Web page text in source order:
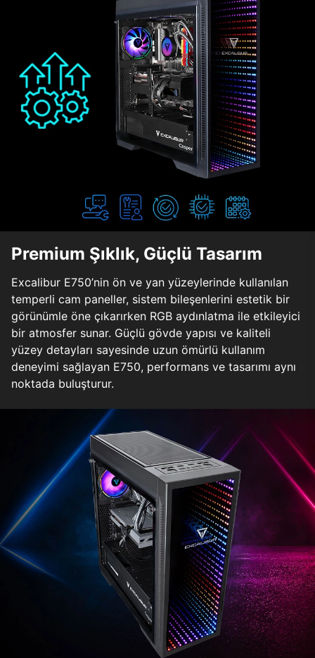
Premium Şıklık, Güçlü Tasarım
Excalibur E750’nin ön ve yan yüzeylerinde kullanılan
temperli cam paneller, sistem bileşenlerini estetik bir
görünümle öne çıkarırken RGB aydınlatma ile etkileyici
bir atmosfer sunar. Güçlü gövde yapısı ve kaliteli
yüzey detayları sayesinde uzun ömürlü kullanım
deneyimi sağlayan E750, performans ve tasarımı aynı
noktada buluşturur.